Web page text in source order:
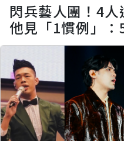
閃兵藝人團！4
他見「1慣例」